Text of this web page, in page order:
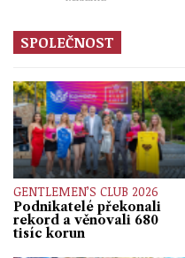
SPOLEČNOST
GENTLEMEN’S CLUB 2026
Podnikatelé překonali
rekord a věnovali 680
tisíc korun